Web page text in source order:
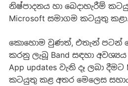
නිෂ්පාදනය හා බෙදාහැරීම්
Microsoft සමාගම කටයුතු කළා.
කොහොම වුණත්, එතැන් පටන්
කරනු ලැබූ Band සඳහා
App updates වැනි දෑ ලබා
කටයුතු කළ අතර මෙලෙස සහාය